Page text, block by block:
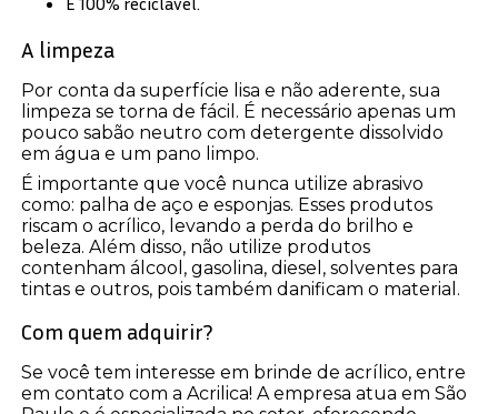
A limpeza
Por conta da superfície lisa e não aderente, sua
limpeza se torna de fácil. É necessário apenas um
pouco sabão neutro com detergente dissolvido
em água e um pano limpo.
É importante que você nunca utilize abrasivo
como: palha de aço e esponjas. Esses produtos
riscam o acrílico, levando a perda do brilho e
beleza. Além disso, não utilize produtos
contenham álcool, gasolina, diesel, solventes para
tintas e outros, pois também danificam o material.
Com quem adquirir?
Se você tem interesse em brinde de acrílico, entre
em contato com a Acrilica! A empresa atua em São